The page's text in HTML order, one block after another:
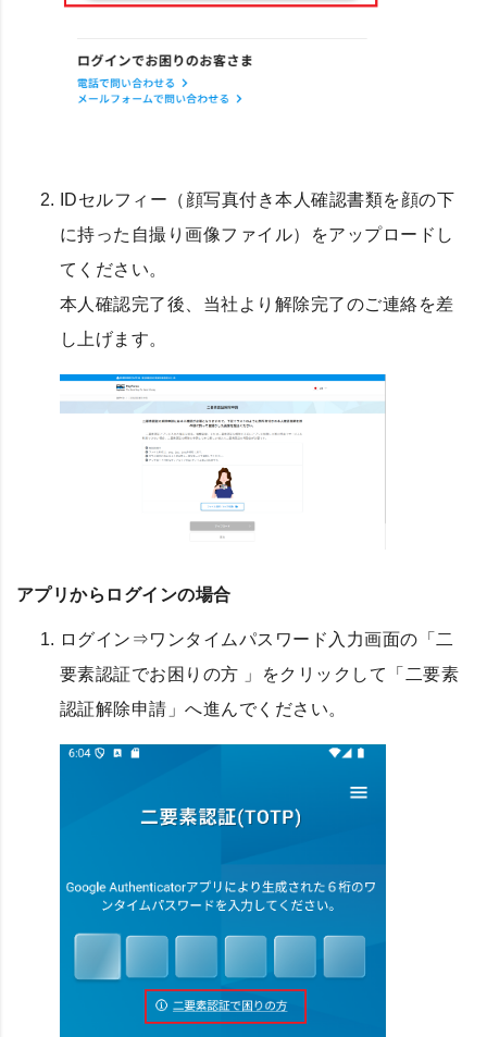
IDセルフィー（顔写真付き本人確認書類を顔の下
に持った自撮り画像ファイル）をアップロードし
てください。
本人確認完了後、当社より解除完了のご連絡を差
し上げます。
アプリからログインの場合
ログイン⇒ワンタイムパスワード入力画面の「二
要素認証でお困りの方 」をクリックして「二要素
認証解除申請」へ進んでください。